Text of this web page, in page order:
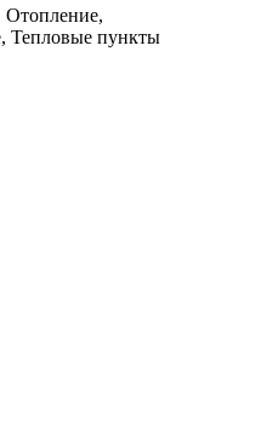
Отопление,
Тепловые пункты